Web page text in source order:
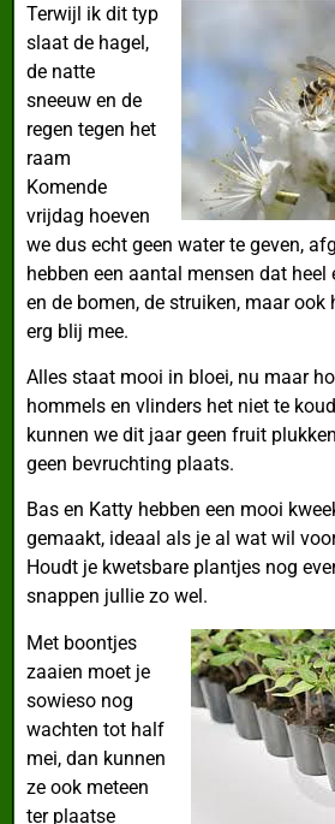
Terwijl ik dit typ
slaat de hagel,
de natte
sneeuw en de
regen tegen het
raam
Komende
vrijdag hoeven
we dus echt geen water te geven,
hebben een aantal mensen dat
en de bomen, de struiken, maar ook
erg blij mee.
Alles staat mooi in bloei, nu maar
hommels en vlinders het niet te
kunnen we dit jaar geen fruit
geen bevruchting plaats.
Bas en Katty hebben een mooi
gemaakt, ideaal als je al wat wil
Houdt je kwetsbare plantjes nog
snappen jullie zo wel.
Met boontjes
zaaien moet je
sowieso nog
wachten tot half
mei, dan kunnen
ze ook meteen
ter plaatse